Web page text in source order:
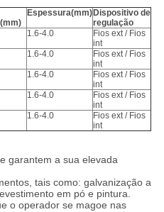
(mm)
Espessura(mm) Dispositivo de
regulação
1.6-4.0
Fios ext / Fios
int
1.6-4.0
Fios ext / Fios
int
1.6-4.0
Fios ext / Fios
int
1.6-4.0
Fios ext / Fios
int
1.6-4.0
Fios ext / Fios
int
garantem a sua elevada
tais como: galvanização a
em pó e pintura.
o operador se magoe nas